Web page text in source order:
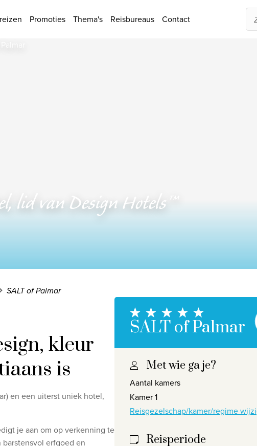
Promoties Thema's Reisbureaus Contact
©2026, Travelworld
lid van Design Hotels™
SALT of Palmar
kleur
is
en een uiterst uniek hotel,
je aan om op verkenning te
erfgoed en
SALT of Palmar
Met wie ga je?
Aantal kamers
Kamer 1
Reisgezelschap/kamer/regime
Reisperiode